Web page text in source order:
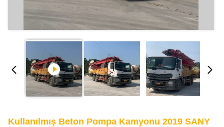
Kullanılmış Beton Pompa Kamyonu 2019 SANY